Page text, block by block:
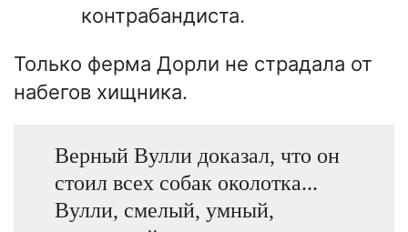
контрабандиста.
Только ферма Дорли не страдала от
набегов хищника.
Верный Вулли доказал, что он
стоил всех собак околотка...
Вулли, смелый, умный,